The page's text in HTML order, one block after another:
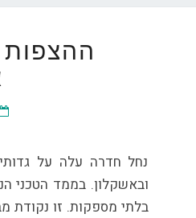
ההצפות
נחל חדרה עלה על
ובאשקלון. בממד הטכני
בלתי מספקות. זו נקודת